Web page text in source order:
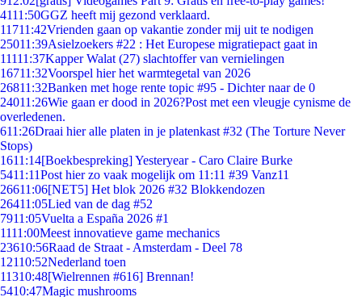
4111:50GGZ heeft mij gezond verklaard.
11711:42Vrienden gaan op vakantie zonder mij uit te nodigen
25011:39Asielzoekers #22 : Het Europese migratiepact gaat in
11111:37Kapper Walat (27) slachtoffer van vernielingen
16711:32Voorspel hier het warmtegetal van 2026
26811:32Banken met hoge rente topic #95 - Dichter naar de 0
24011:26Wie gaan er dood in 2026?Post met een vleugje cynisme de
overledenen.
611:26Draai hier alle platen in je platenkast #32 (The Torture Never
Stops)
1611:14[Boekbespreking] Yesteryear - Caro Claire Burke
5411:11Post hier zo vaak mogelijk om 11:11 #39 Vanz11
26611:06[NET5] Het blok 2026 #32 Blokkendozen
26411:05Lied van de dag #52
7911:05Vuelta a España 2026 #1
1111:00Meest innovatieve game mechanics
23610:56Raad de Straat - Amsterdam - Deel 78
12110:52Nederland toen
11310:48[Wielrennen #616] Brennan!
5410:47Magic mushrooms